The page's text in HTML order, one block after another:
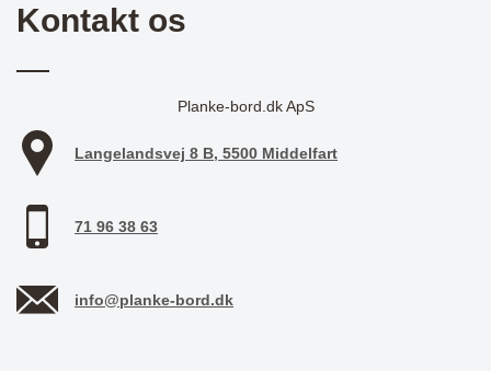
Kontakt os
Planke-bord.dk ApS
Langelandsvej 8 B, 5500 Middelfart
71 96 38 63
info@planke-bord.dk